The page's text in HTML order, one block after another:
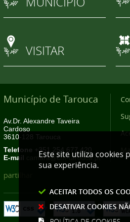
VISITAR
Município de Tarouca
Av.Dr. Alexandre Taveira
Cardoso
3610-128 Tarouca
Telefone +351 254 677 420
E-mail
camara@cm-tarouca.pt
partilhar
Este site utiliza cookies
sua experiência.
ACEITAR TODOS OS
DESATIVAR COOKIES